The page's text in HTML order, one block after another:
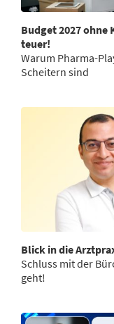
Budget 2027 ohne
teuer!
Warum Pharma-
Scheitern sind
Blick in die
Schluss mit der
geht!